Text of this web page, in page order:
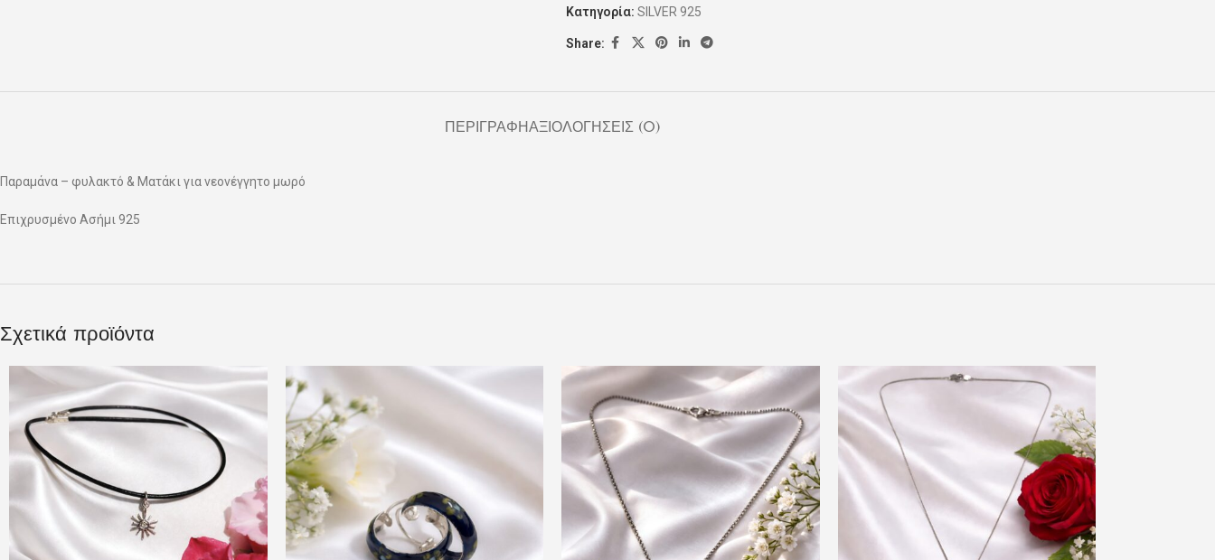
Κατηγορία: SILVER 925
Share:
ΠΕΡΙΓΡΑΦΉΑΞΙΟΛΟΓΉΣΕΙΣ (0)
Παραμάνα – φυλακτό & Ματάκι για νεονέγγητο μωρό
Επιχρυσμένο Ασήμι 925
Σχετικά προϊόντα